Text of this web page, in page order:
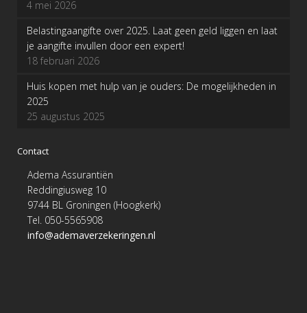
4 mei 2026
Belastingaangifte over 2025. Laat geen geld liggen en laat
je aangifte invullen door een expert!
18 februari 2026
Huis kopen met hulp van je ouders: De mogelijkheden in
2025
25 augustus 2025
Contact
Adema Assurantiën
Reddingiusweg 10
9744 BL Groningen (Hoogkerk)
Tel. 050-5565908
info@ademaverzekeringen.nl